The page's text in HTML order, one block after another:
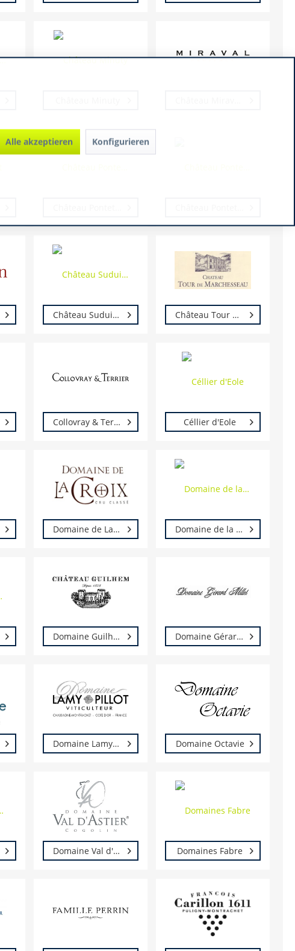
Château Suduiraut Château Tour de Marchesseau
Collovray & Terrier Céllier d'Eole
Domaine de La Croix Domaine de la Madone - Jean-Marc Despres
Domaine Guilhem Domaine Gérard Millet
Domaine Lamy-Pillot Domaine Octavie
Domaine Val d'Astier Domaines Fabre
Alle akzeptieren Konfigurieren